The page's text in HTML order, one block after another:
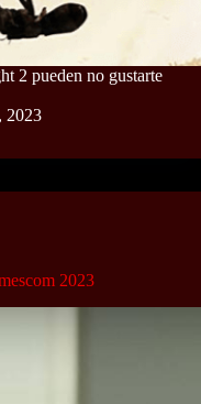
2 pueden no gustarte
2023
2023